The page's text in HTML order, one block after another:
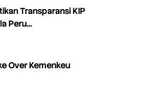
Transparansi KIP
Peru…
Over Kemenkeu